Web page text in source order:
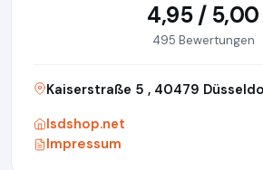
4,95 / 5,00
495 Bewertungen
Kaiserstraße 5 , 40479
lsdshop.net
Impressum